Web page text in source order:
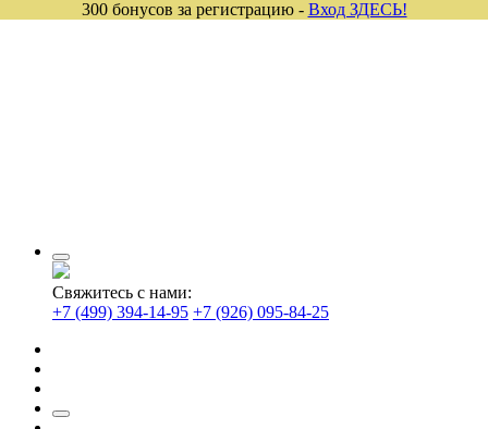
Свяжитесь с нами:
+7 (499) 394-14-95 +7 (926) 095-84-25
300 бонусов за регистрацию - Вход ЗДЕСЬ!